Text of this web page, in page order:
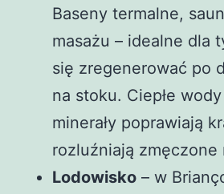
Baseny termalne,
masażu – idealne dla
się zregenerować po
na stoku. Ciepłe
minerały poprawiają
rozluźniają zmęczone
Lodowisko – w